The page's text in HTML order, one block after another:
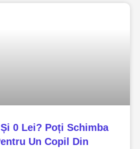
0 Lei? Poți Schimba
Un Copil Din